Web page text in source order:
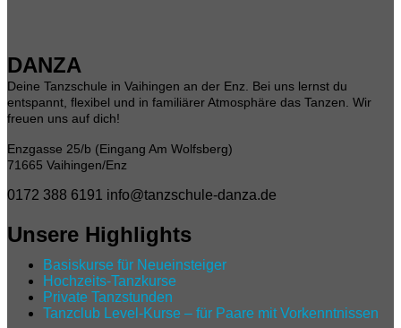
DANZA
Deine Tanzschule in Vaihingen an der Enz. Bei uns lernst du
entspannt, flexibel und in familiärer Atmosphäre das Tanzen. Wir
freuen uns auf dich!
Enzgasse 25/b (Eingang Am Wolfsberg)
71665 Vaihingen/Enz
0172 388 6191 info@tanzschule-danza.de
Unsere Highlights
Basiskurse für Neueinsteiger
Hochzeits-Tanzkurse
Private Tanzstunden
Tanzclub Level‑Kurse – für Paare mit Vorkenntnissen